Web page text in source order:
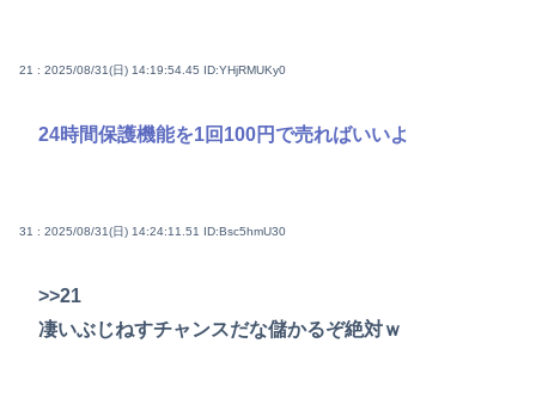
21 : 2025/08/31(日) 14:19:54.45 ID:YHjRMUKy0
24時間保護機能を1回100円で売ればいいよ
31 : 2025/08/31(日) 14:24:11.51 ID:Bsc5hmU30
>>21
凄いぶじねすチャンスだな儲かるぞ絶対ｗ